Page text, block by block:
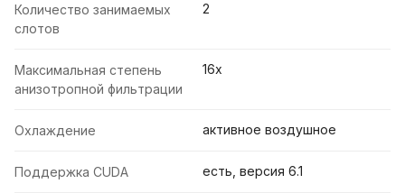
Количество занимаемых
слотов
2
Максимальная степень
анизотропной фильтрации
16x
Охлаждение активное воздушное
Поддержка CUDA есть, версия 6.1